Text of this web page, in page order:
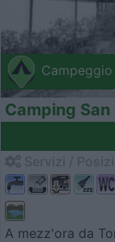
Campeggio
Camping
A mezz'ora da